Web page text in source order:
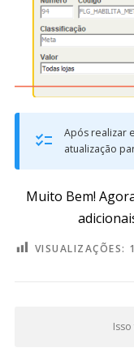
Após realizar
atualização
Muito Bem!
VISUALIZAÇÕES: